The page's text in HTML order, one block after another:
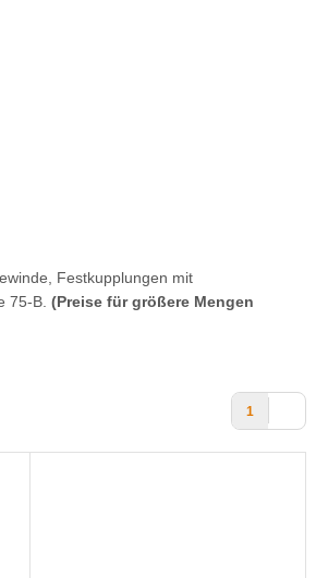
Festkupplungen mit
75-B. (Preise für größere Mengen
1